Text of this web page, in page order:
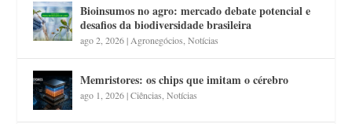
Bioinsumos no agro: mercado debate potencial e
desafios da biodiversidade brasileira
ago 2, 2026| Agronegócios ,Notícias
Memristores: os chips que imitam o cérebro
ago 1, 2026|Ciências ,Notícias